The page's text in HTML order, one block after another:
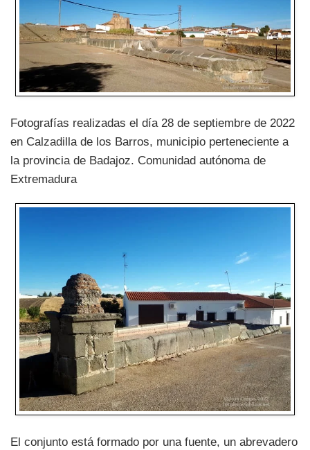
Fotografías realizadas el día 28 de septiembre de 2022
en Calzadilla de los Barros, municipio perteneciente a
la provincia de Badajoz. Comunidad autónoma de
Extremadura
El conjunto está formado por una fuente, un abrevadero